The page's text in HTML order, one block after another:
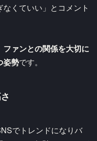
くていい」とコメント
ファンとの関係を大切に
姿勢です。
でトレンドになりバ